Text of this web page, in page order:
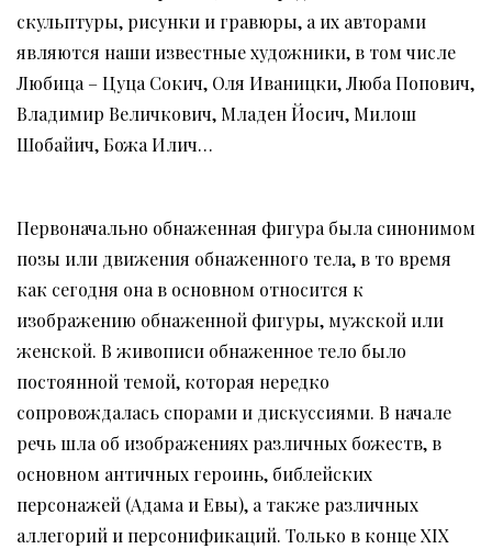
скульптуры, рисунки и гравюры, а их авторами
являются наши известные художники, в том числе
Любица – Цуца Сокич, Оля Иваницки, Люба Попович,
Владимир Величкович, Младен Йосич, Милош
Шобайич, Божа Илич…
Первоначально обнаженная фигура была синонимом
позы или движения обнаженного тела, в то время
как сегодня она в основном относится к
изображению обнаженной фигуры, мужской или
женской. В живописи обнаженное тело было
постоянной темой, которая нередко
сопровождалась спорами и дискуссиями. В начале
речь шла об изображениях различных божеств, в
основном античных героинь, библейских
персонажей (Адама и Евы), а также различных
аллегорий и персонификаций. Только в конце XIX